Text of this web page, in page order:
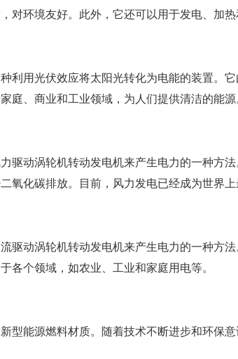
对环境友好。此外，它还可以用于发电、加热
利用光伏效应将太阳光转化为电能的装置。
庭、商业和工业领域，为人们提供清洁的能源
驱动涡轮机转动发电机来产生电力的一种方
氧化碳排放。目前，风力发电已经成为世界上
驱动涡轮机转动发电机来产生电力的一种方
各个领域，如农业、工业和家庭用电等。
型能源燃料材质。随着技术不断进步和环保